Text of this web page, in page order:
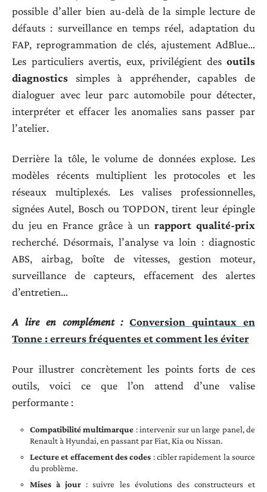
possible d’aller bien au-delà de la simple lecture de
défauts : surveillance en temps réel, adaptation du
FAP, reprogrammation de clés, ajustement AdBlue…
Les particuliers avertis, eux, privilégient des outils
diagnostics simples à appréhender, capables de
dialoguer avec leur parc automobile pour détecter,
interpréter et effacer les anomalies sans passer par
l’atelier.
Derrière la tôle, le volume de données explose. Les
modèles récents multiplient les protocoles et les
réseaux multiplexés. Les valises professionnelles,
signées Autel, Bosch ou TOPDON, tirent leur épingle
du jeu en France grâce à un rapport qualité-prix
recherché. Désormais, l’analyse va loin : diagnostic
ABS, airbag, boîte de vitesses, gestion moteur,
surveillance de capteurs, effacement des alertes
d’entretien…
A lire en complément : Conversion quintaux en
Tonne : erreurs fréquentes et comment les éviter
Pour illustrer concrètement les points forts de ces
outils, voici ce que l’on attend d’une valise
performante :
Compatibilité multimarque : intervenir sur un large panel, de
Renault à Hyundai, en passant par Fiat, Kia ou Nissan.
Lecture et effacement des codes : cibler rapidement la source
du problème.
Mises à jour : suivre les évolutions des constructeurs et